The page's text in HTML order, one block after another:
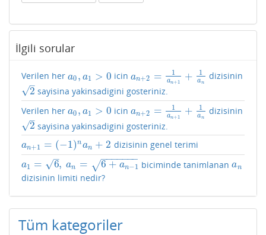
İlgili sorular
Verilen her a0 , a1 > 0
a0,a1> 0 icinan+2 = 1
an+ 1 + 1
an
an+2 =1a n+1+ 1a n dizisinin
2
–
√
2
sayisina yakinsadigini gosteriniz.
Verilen her a0 , a1 > 0
a0,a1> 0 icinan+2 = 1
an+ 1 + 1
an
an+2 =1a n+1+ 1a n dizisinin
2
–
√
2 sayisina yakinsadigini gosteriniz.
an+1 = (−1)nan + 2
an+1 =(− 1)nan+2 dizisinin genel terimi
a1 = 6
–
√ , an = 6 + an−1
− −
−−−−−
√
a1 =6, an=6 +an −1 biciminde tanimlananan
an
dizisinin limiti nedir?
Tüm kategoriler